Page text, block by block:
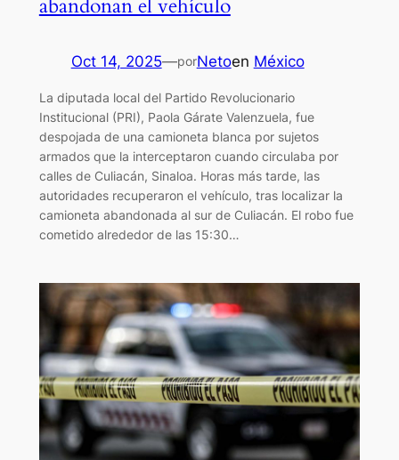
abandonan el vehículo
Oct 14, 2025—porNetoen México
La diputada local del Partido Revolucionario
Institucional (PRI), Paola Gárate Valenzuela, fue
despojada de una camioneta blanca por sujetos
armados que la interceptaron cuando circulaba por
calles de Culiacán, Sinaloa. Horas más tarde, las
autoridades recuperaron el vehículo, tras localizar la
camioneta abandonada al sur de Culiacán. El robo fue
cometido alrededor de las 15:30…